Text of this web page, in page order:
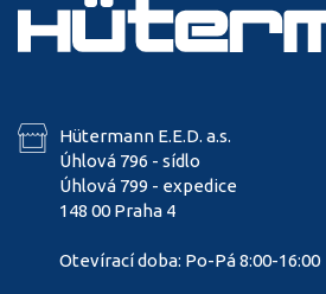
Hütermann E.E.D. a.s.
Úhlová 796 - sídlo
Úhlová 799 - expedice
148 00 Praha 4
Otevírací doba: Po-Pá 8:00-16:00